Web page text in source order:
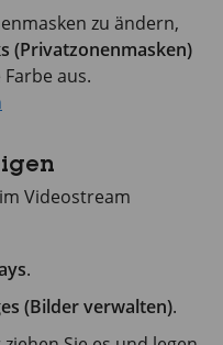
zu ändern,
(Privatzonenmasken)
aus.
Videostream
.
(Bilder verwalten).